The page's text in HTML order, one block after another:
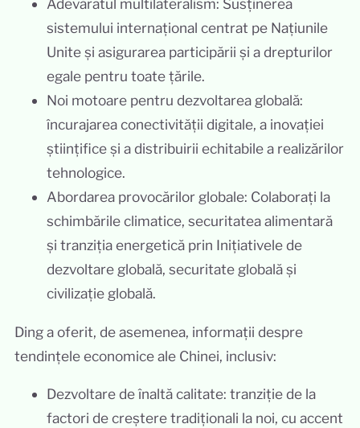
Adevăratul multilateralism: Susținerea
sistemului internațional centrat pe Națiunile
Unite și asigurarea participării și a drepturilor
egale pentru toate țările.
Noi motoare pentru dezvoltarea globală:
încurajarea conectivității digitale, a inovației
științifice și a distribuirii echitabile a realizărilor
tehnologice.
Abordarea provocărilor globale: Colaborați la
schimbările climatice, securitatea alimentară
și tranziția energetică prin Inițiativele de
dezvoltare globală, securitate globală și
civilizație globală.
Ding a oferit, de asemenea, informații despre
tendințele economice ale Chinei, inclusiv:
Dezvoltare de înaltă calitate: tranziție de la
factori de creștere tradiționali la noi, cu accent